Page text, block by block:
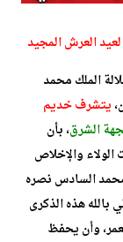
العرش المجيد
الملك محمد
يتشرف خديم
الشرق، بأن
والإخلاص
محمد السادس نصره
بالله هذه الذكرى
وأن يحفظ